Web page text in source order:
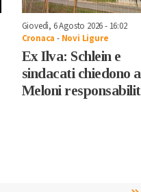
Giovedì, 6 Agosto 2026 - 16:02
Cronaca - Novi Ligure
Ex Ilva: Schlein e
sindacati chiedono a
Meloni